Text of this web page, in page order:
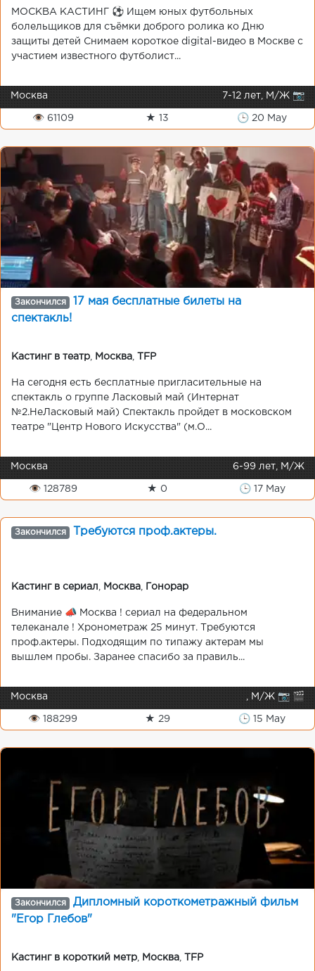
МОСКВА КАСТИНГ️️ ⚽️ Ищем юных футбольных
болельщиков для съёмки доброго ролика ко Дню
защиты детей Снимаем короткое digital-видео в Москве с
участием известного футболист...
Москва 7-12 лет, М/Ж 📷
👁 61109 ★ 13 🕒 20 May
Закончился
17 мая бесплатные билеты на
спектакль!
Кастинг в театр Москва TFP
На сегодня есть бесплатные пригласительные на
спектакль о группе Ласковый май (Интернат
№2.НеЛасковый май) Спектакль пройдет в московском
театре "Центр Нового Искусства" (м.О...
Москва 6-99 лет, М/Ж
👁 128789 ★ 0 🕒 17 May
Закончился Требуются проф.актеры.
Кастинг в сериал Москва Гонорар
Внимание 📣 Москва ! сериал на федеральном
телеканале ! Хронометраж 25 минут. Требуются
проф.актеры. Подходящим по типажу актерам мы
вышлем пробы. Заранее спасибо за правиль...
Москва , М/Ж 📷 🎬
👁 188299 ★ 29 🕒 15 May
Закончился
Дипломный короткометражный фильм
"Егор Глебов"
Кастинг в короткий метр Москва TFP